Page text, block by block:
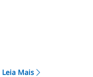
Leia Mais